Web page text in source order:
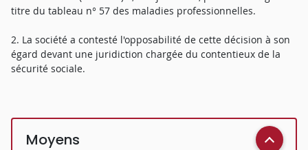
titre du tableau n° 57 des maladies professionnelles.
2. La société a contesté l'opposabilité de cette décision à son
égard devant une juridiction chargée du contentieux de la
sécurité sociale.
Moyens